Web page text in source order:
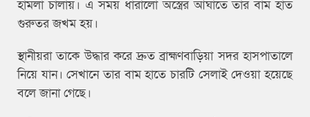
হামলা চালায়। এ সময় ধারালো অস্ত্রের আঘাতে তার বাম হাত
গুরুতর জখম হয়।
স্থানীয়রা তাকে উদ্ধার করে দ্রুত ব্রাহ্মণবাড়িয়া সদর হাসপাতালে
নিয়ে যান। সেখানে তার বাম হাতে চারটি সেলাই দেওয়া হয়েছে
বলে জানা গেছে।